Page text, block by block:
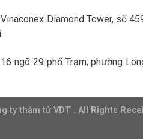
Diamond Tower, số
ngõ 29 phố Trạm, phường
ty thám tử VDT . All Rights